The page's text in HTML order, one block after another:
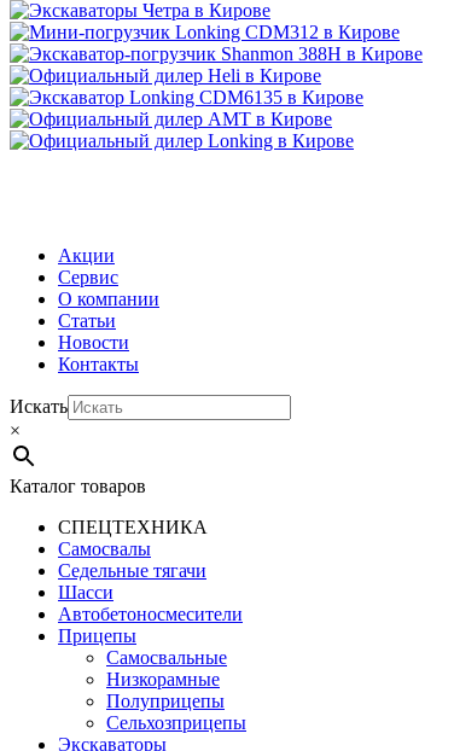
Акции
Сервис
О компании
Статьи
Новости
Контакты
Искать
×
Каталог товаров
СПЕЦТЕХНИКА
Самосвалы
Седельные тягачи
Шасси
Автобетоно­смесители
Прицепы
Самосвальные
Низкорамные
Полуприцепы
Сельхозприцепы
Экскаваторы